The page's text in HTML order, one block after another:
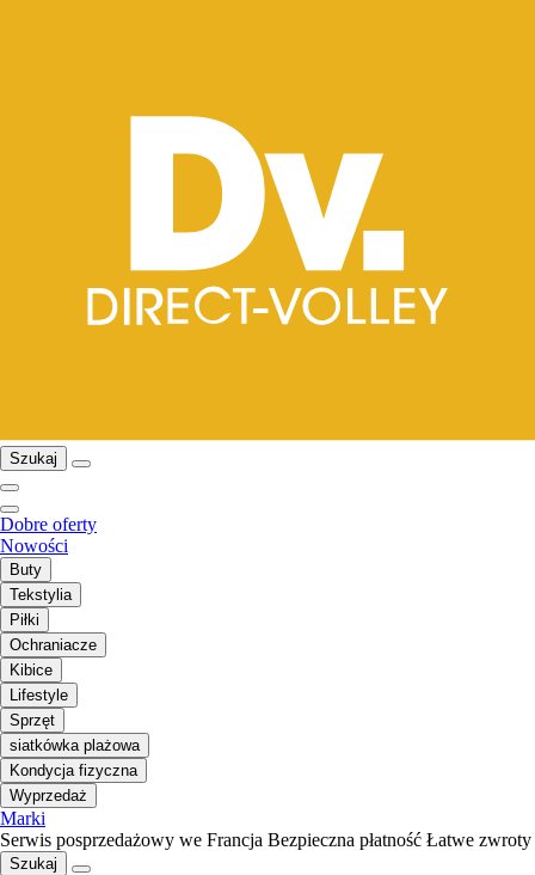
Szukaj
Dobre oferty
Nowości
Buty
Tekstylia
Piłki
Ochraniacze
Kibice
Lifestyle
Sprzęt
siatkówka plażowa
Kondycja fizyczna
Wyprzedaż
Marki
Serwis posprzedażowy we Francja Bezpieczna płatność Łatwe zwroty
Szukaj